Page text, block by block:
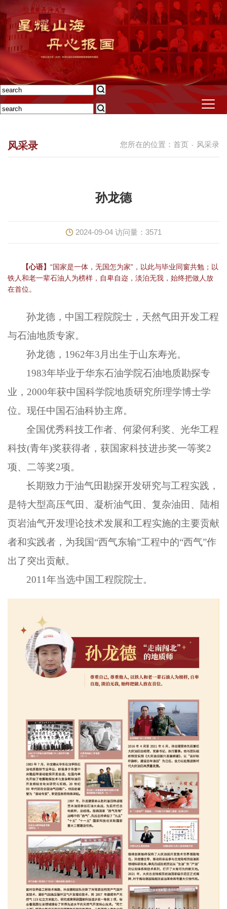
您所在的位置： 首页 - 风采录
风采录
孙龙德
2024-09-04 访问量： 3571
【心语】 “国家是一体，无国怎为家”，以此与毕业同窗共勉；以
铁人和老一辈石油人为榜样，自卑自迩，淡泊无我，始终把做人放
在首位。
孙龙德，中国工程院院士，天然气田开发工程
与石油地质专家。
孙龙德，1962年3月出生于山东寿光。
1983年毕业于华东石油学院石油地质勘探专
业，2000年获中国科学院地质研究所理学博士学
位。现任中国石油科协主席。
全国优秀科技工作者、何梁何利奖、光华工程
科技(青年)奖获得者，获国家科技进步奖一等奖2
项、二等奖2项。
长期致力于油气田勘探开发研究与工程实践，
是特大型高压气田、凝析油气田、复杂油田、陆相
页岩油气开发理论技术发展和工程实施的主要贡献
者和实践者，为我国“西气东输”工程中的“西气”作
出了突出贡献。
2011年当选中国工程院院士。